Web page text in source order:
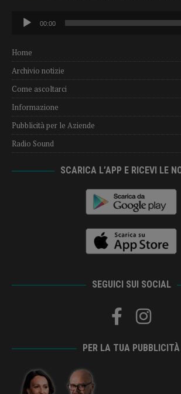
Audio
Player
00:00
Home
Archivio notizie
Come ascoltarci
Informazione
Pubblicità per le Aziende
Radio Sound
SCARICA L’APP E RICEVI LE
SEGUICI SUI SOCIAL
PER LA TUA PUBBLICITÀ